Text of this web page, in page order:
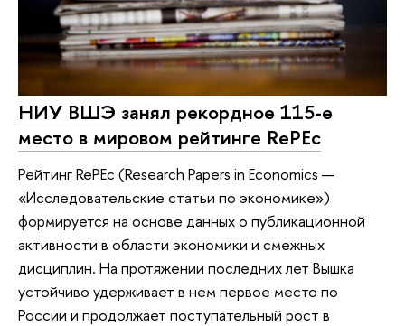
НИУ ВШЭ занял рекордное 115-е
место в мировом рейтинге RePEc
Рейтинг RePEc (Research Papers in Economics —
«Исследовательские статьи по экономике»)
формируется на основе данных о публикационной
активности в области экономики и смежных
дисциплин. На протяжении последних лет Вышка
устойчиво удерживает в нем первое место по
России и продолжает поступательный рост в